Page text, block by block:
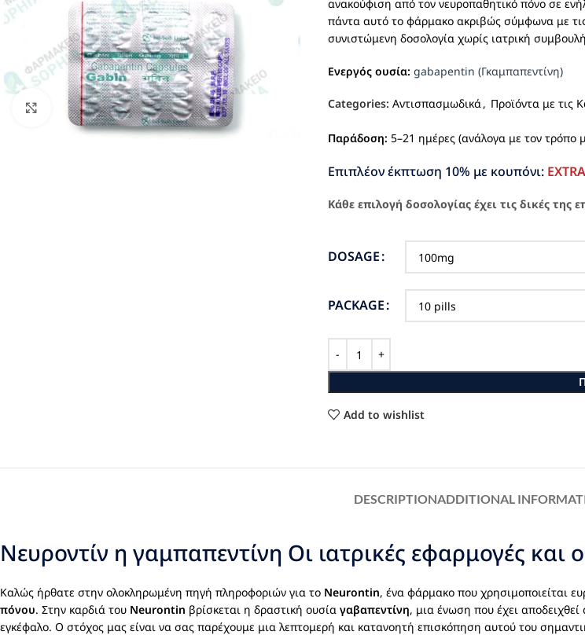
Click to enlarge
ανακούφιση από τον νευροπαθητικό πόνο σε
πάντα αυτό το φάρμακο ακριβώς σύμφωνα με
συνιστώμενη δοσολογία χωρίς ιατρική
Ενεργός ουσία:gabapentin (Γκαμπαπεντίνη)
Categories: Αντισπασμωδικά, Προϊόντα με τις
Παράδοση: 5–21 ημέρες (ανάλογα με τον τρόπο
Επιπλέον έκπτωση 10% με κουπόνι:
Κάθε επιλογή δοσολογίας έχει τις δικές της
DOSAGE
PACKAGE
Add to wishlist
DESCRIPTIONADDITIONAL
Νευροντίν η γαμπαπεντίνη Οι ιατρικές εφαρμογές και
Καλώς ήρθατε στην ολοκληρωμένη πηγή πληροφοριών για το Neurontin, ένα φάρμακο που χρησιμοποιείται
πόνου. Στην καρδιά του Neurontin βρίσκεται η δραστική ουσία γαβαπεντίνη, μια ένωση που έχει
εγκέφαλο. Ο στόχος μας είναι να σας παρέχουμε μια λεπτομερή και κατανοητή επισκόπηση αυτού του